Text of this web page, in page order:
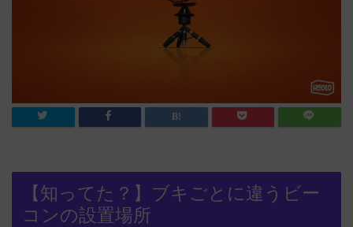
【知ってた？】ブキごとに違うビー
コンの設置場所